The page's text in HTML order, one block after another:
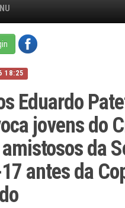
18:25
Eduardo
jovens do
da
antes da